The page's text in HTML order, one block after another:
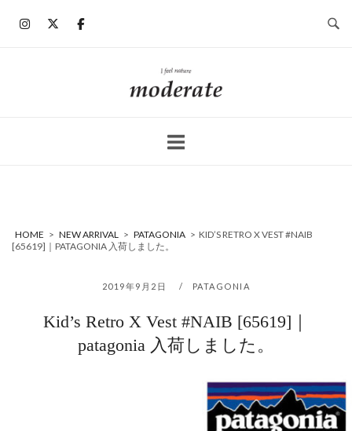
ホ
ー
HOME > NEW ARRIVAL > PATAGONIA > KID’S RETRO X VEST #NAIB
[65619]｜PATAGONIA 入荷しました。
2019年9月2日 PATAGONIA
Kid’s Retro X Vest #NAIB [65619]｜
patagonia 入荷しました。